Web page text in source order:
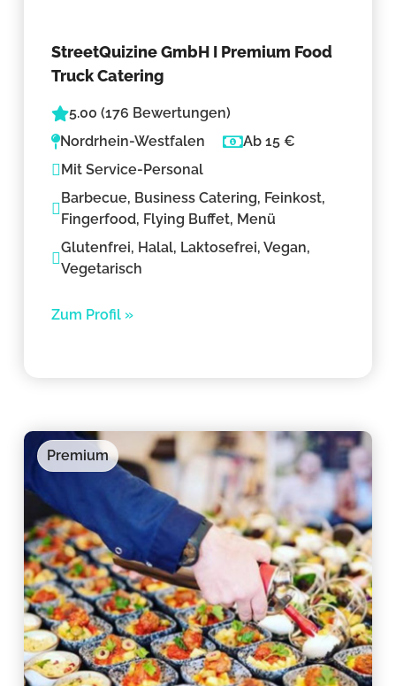
StreetQuizine GmbH I Premium Food
Truck Catering
5.00 (176 Bewertungen)
Nordrhein-Westfalen
Ab 15 €
Mit Service-Personal
Barbecue, Business Catering, Feinkost,
Fingerfood, Flying Buffet, Menü
Glutenfrei, Halal, Laktosefrei, Vegan,
Vegetarisch
Zum Profil »
Premium